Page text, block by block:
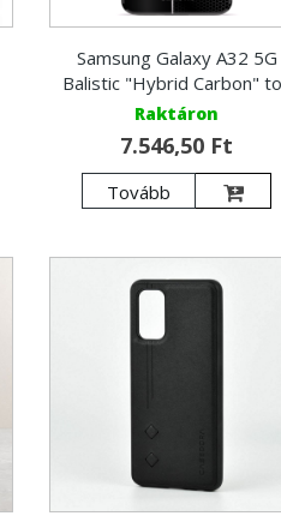
Samsung Galaxy A32 5G
Balistic "Hybrid Carbon"
Raktáron
7.546,50 Ft
Tovább